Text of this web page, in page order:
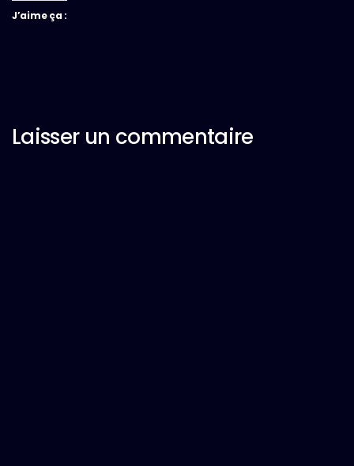
J’aime ça :
Laisser un commentaire